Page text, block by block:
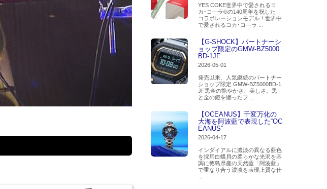
YES COKE世界中で愛されるコ
カ･コ―ラ®の140周年を祝した
コラボレーションモデル！世界中
で愛されるコカ･コ―ラ ...
【G-SHOCK】パートナーシ
ョップ限定のGMW-BZ5000
BD-1JF
2026-05-01
発売以来、人気継続のパートナー
ショップ限定 GMW-BZ5000BD-1
JF黒金の艶やかさ、美しさ。黒
と金の鎧を纏ったフ ...
【OCEANUS】千変万化の
大海を阿波藍で表現した“OC
EANUS”
2026-04-17
インダイアルに濃淡の異なる藍色
を採用白蝶貝の柔らかな光沢を基
調に徳島県産の天然藍「阿波藍」
で重なり合う濃淡を表現上質な仕